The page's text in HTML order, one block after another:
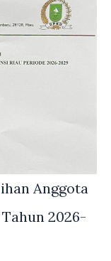
Anggota
2026-